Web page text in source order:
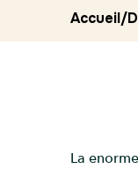
Accueil/
La